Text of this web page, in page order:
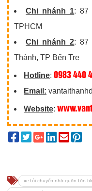
Chi nhánh 1: 87
TPHCM
Chi nhánh 2: 87
Thành, TP Bến Tre
Hotline: 0983 440
Email:
Website:
xe tải chuyển nhà quận tân